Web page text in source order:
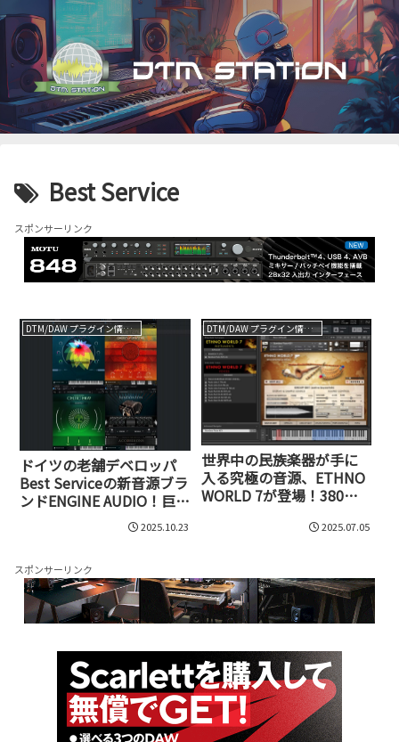
Best Service
スポンサーリンク
DTM/DAW プラグイン情報（VST AU AAX）
ドイツの老舗デベロッパ
Best Serviceの新音源ブラ
ンドENGINE AUDIO！巨匠
エドゥアルド・タリロン
テの人気音源が軽量プレ
PLAYER」で続々登場！
2025.10.23
DTM/DAW プラグイン情報（VST AU AAX）
世界中の民族楽器が手に
入る究極の音源、ETHNO
WORLD 7が登場！380種
した最新版の実力 2025.07.05
スポンサーリンク